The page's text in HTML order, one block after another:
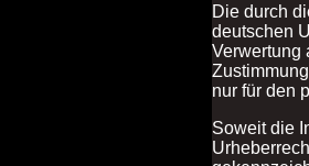
Die durch
deutschen
Verwertung
nur für den
Soweit die